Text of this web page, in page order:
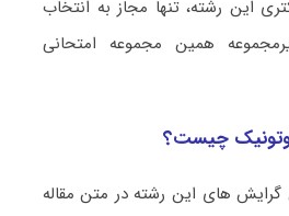
این رشته، تنها مجاز به انتخاب
همین مجموعه امتحانی
چیست؟
های این رشته در متن مقاله